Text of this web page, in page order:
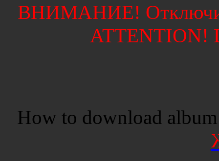
ВНИМАНИЕ!
ATTENTION!
How to download